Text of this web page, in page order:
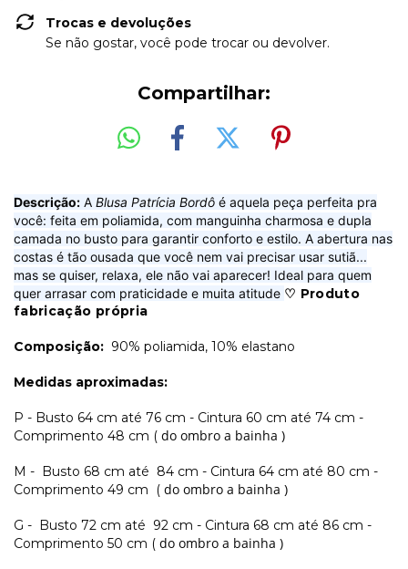
Trocas e devoluções
Se não gostar, você pode trocar ou devolver.
Compartilhar:
Descrição: A Blusa Patrícia Bordô é aquela peça perfeita pra
você: feita em poliamida, com manguinha charmosa e dupla
camada no busto para garantir conforto e estilo. A abertura nas
costas é tão ousada que você nem vai precisar usar sutiã...
mas se quiser, relaxa, ele não vai aparecer! Ideal para quem
quer arrasar com praticidade e muita atitude ♡ Produto
fabricação própria
Composição: 90% poliamida, 10% elastano
Medidas aproximadas:
P - Busto 64 cm até 76 cm - Cintura 60 cm até 74 cm -
Comprimento 48 cm ( do ombro a bainha )
M - Busto 68 cm até 84 cm - Cintura 64 cm até 80 cm -
Comprimento 49 cm ( do ombro a bainha )
G - Busto 72 cm até 92 cm - Cintura 68 cm até 86 cm -
Comprimento 50 cm ( do ombro a bainha )